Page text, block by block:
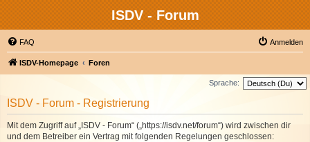
ISDV - Forum
FAQ Anmelden
ISDV-Homepage Foren
Sprache:
ISDV - Forum - Registrierung
Mit dem Zugriff auf „ISDV - Forum“ („https://isdv.net/forum“) wird zwischen dir
und dem Betreiber ein Vertrag mit folgenden Regelungen geschlossen: